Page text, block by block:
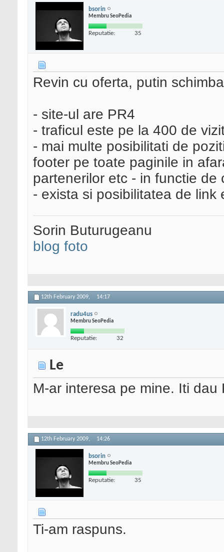
bsorin
Membru SeoPedia
Reputatie: 35
Revin cu oferta, putin
- site-ul are PR4
- traficul este pe la 400 de
- mai multe posibilitati de
footer pe toate paginile in
partenerilor etc - in functie de
- exista si posibilitatea de link
Sorin Buturugeanu
blog foto
12th February 2009, 14:17
radu4us
Membru SeoPedia
Reputatie: 32
Le
M-ar interesa pe mine. Iti dau
12th February 2009, 14:26
bsorin
Membru SeoPedia
Reputatie: 35
Ti-am raspuns.